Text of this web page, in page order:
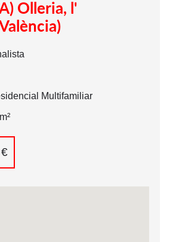
Olleria, l'
Multifamiliar